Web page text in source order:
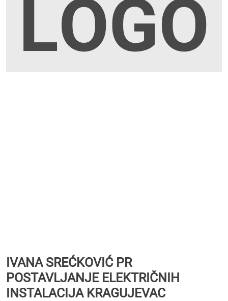
IVANA SREĆKOVIĆ PR
POSTAVLJANJE ELEKTRIČNIH
INSTALACIJA KRAGUJEVAC